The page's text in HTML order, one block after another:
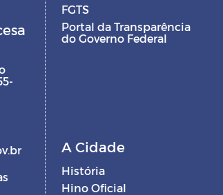
FGTS
Portal da Transparência
do Governo Federal
A Cidade
História
Hino Oficial